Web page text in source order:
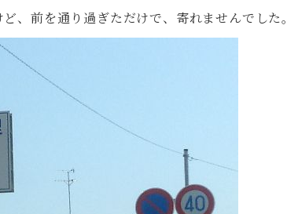
前を通り過ぎただけで、寄れませんでした。